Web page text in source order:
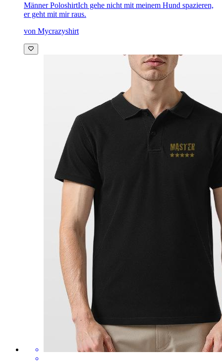
Männer PoloshirtIch gehe nicht mit meinem Hund spazieren,
er geht mit mir raus.
von Mycrazyshirt